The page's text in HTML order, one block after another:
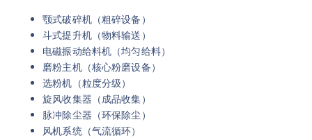
颚式破碎机（粗碎设备）
斗式提升机（物料输送）
电磁振动给料机（均匀给料）
磨粉主机（核心粉磨设备）
选粉机（粒度分级）
旋风收集器（成品收集）
脉冲除尘器（环保除尘）
风机系统（气流循环）